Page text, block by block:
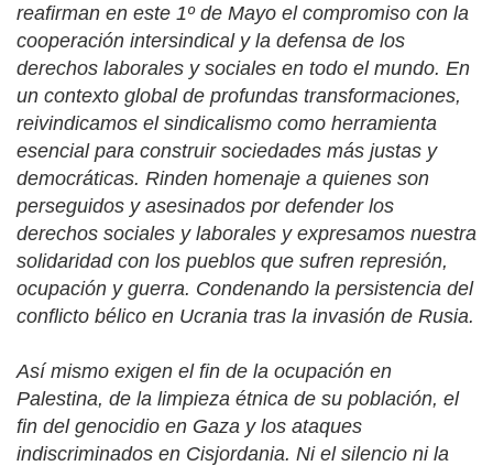
reafirman en este 1º de Mayo el compromiso con la
cooperación intersindical y la defensa de los
derechos laborales y sociales en todo el mundo. En
un contexto global de profundas transformaciones,
reivindicamos el sindicalismo como herramienta
esencial para construir sociedades más justas y
democráticas. Rinden homenaje a quienes son
perseguidos y asesinados por defender los
derechos sociales y laborales y expresamos nuestra
solidaridad con los pueblos que sufren represión,
ocupación y guerra. Condenando la persistencia del
conflicto bélico en Ucrania tras la invasión de Rusia.
Así mismo exigen el fin de la ocupación en
Palestina, de la limpieza étnica de su población, el
fin del genocidio en Gaza y los ataques
indiscriminados en Cisjordania. Ni el silencio ni la